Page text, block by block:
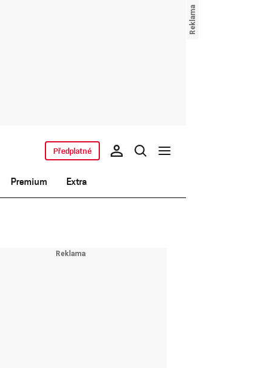
Premium Extra
Předplatné